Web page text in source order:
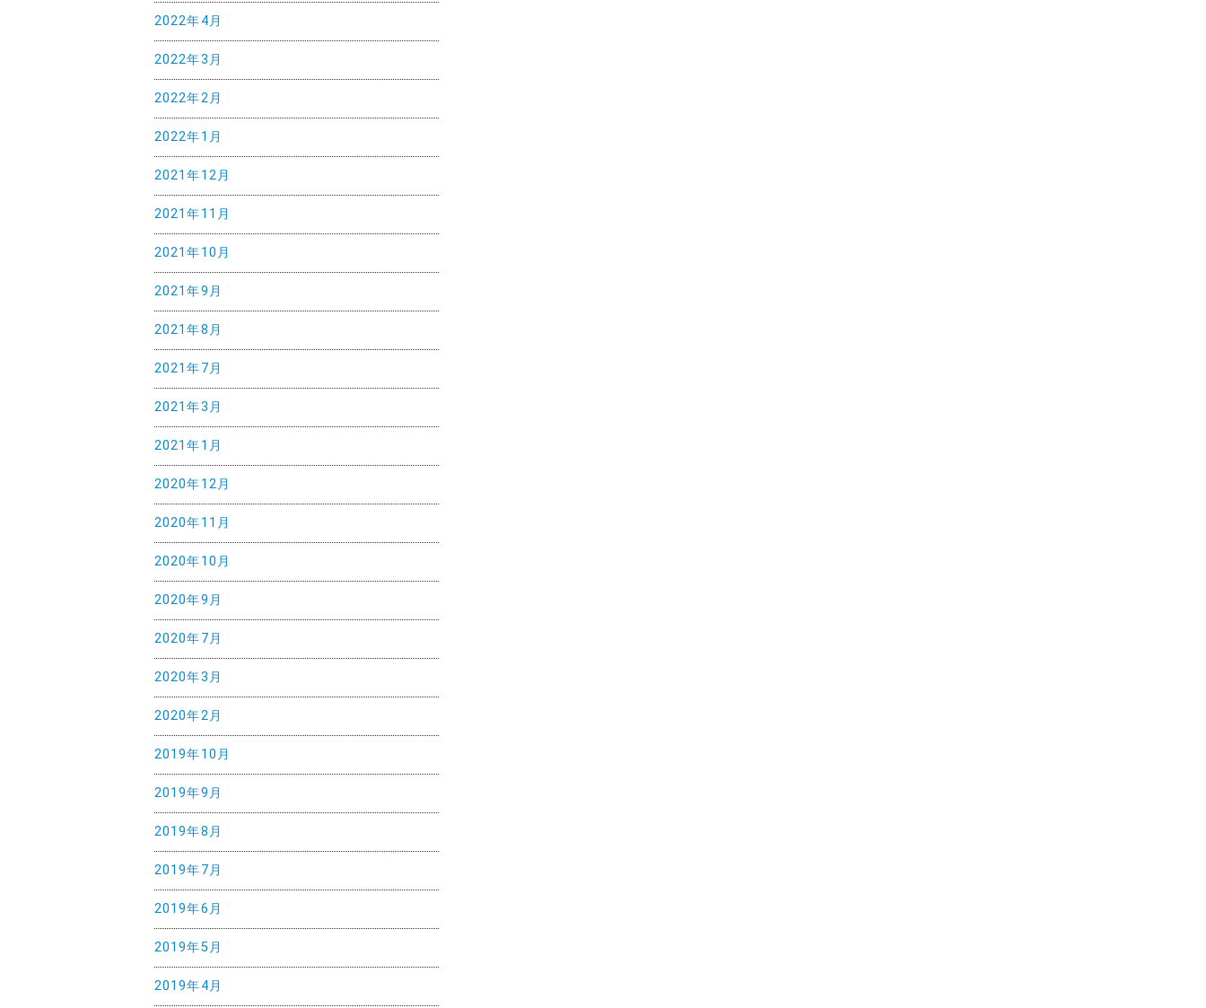
2022年4月
2022年3月
2022年2月
2022年1月
2021年12月
2021年11月
2021年10月
2021年9月
2021年8月
2021年7月
2021年3月
2021年1月
2020年12月
2020年11月
2020年10月
2020年9月
2020年7月
2020年3月
2020年2月
2019年10月
2019年9月
2019年8月
2019年7月
2019年6月
2019年5月
2019年4月